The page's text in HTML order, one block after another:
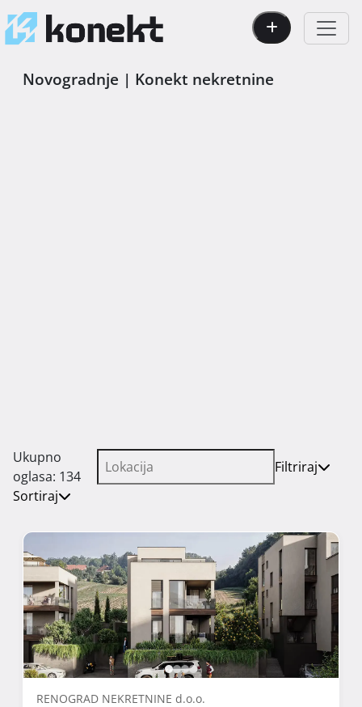
Novogradnje | Konekt nekretnine
Ukupno
oglasa: 134
Filtriraj
Sortiraj
RENOGRAD NEKRETNINE d.o.o.